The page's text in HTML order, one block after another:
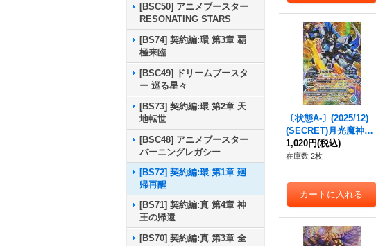
[BSC50] アニメブースター
RESONATING STARS
[BS74] 契約編:環 第3章 覇
極来臨
[BSC49] ドリームブースタ
ー 巡る星々
[BS73] 契約編:環 第2章 天
地転世
[BSC48] アニメブースター
バーニングレガシー
[BS72] 契約編:環 第1章 廻
帰再醒
[BS71] 契約編:真 第4章 神
王の帰還
[BS70] 契約編:真 第3章 全
〔状態A-〕(2025/12)
(SECRET)月光魔神
【X-SEC】{BS72-X0
9}《多》
1,020円(税込)
在庫数 2枚